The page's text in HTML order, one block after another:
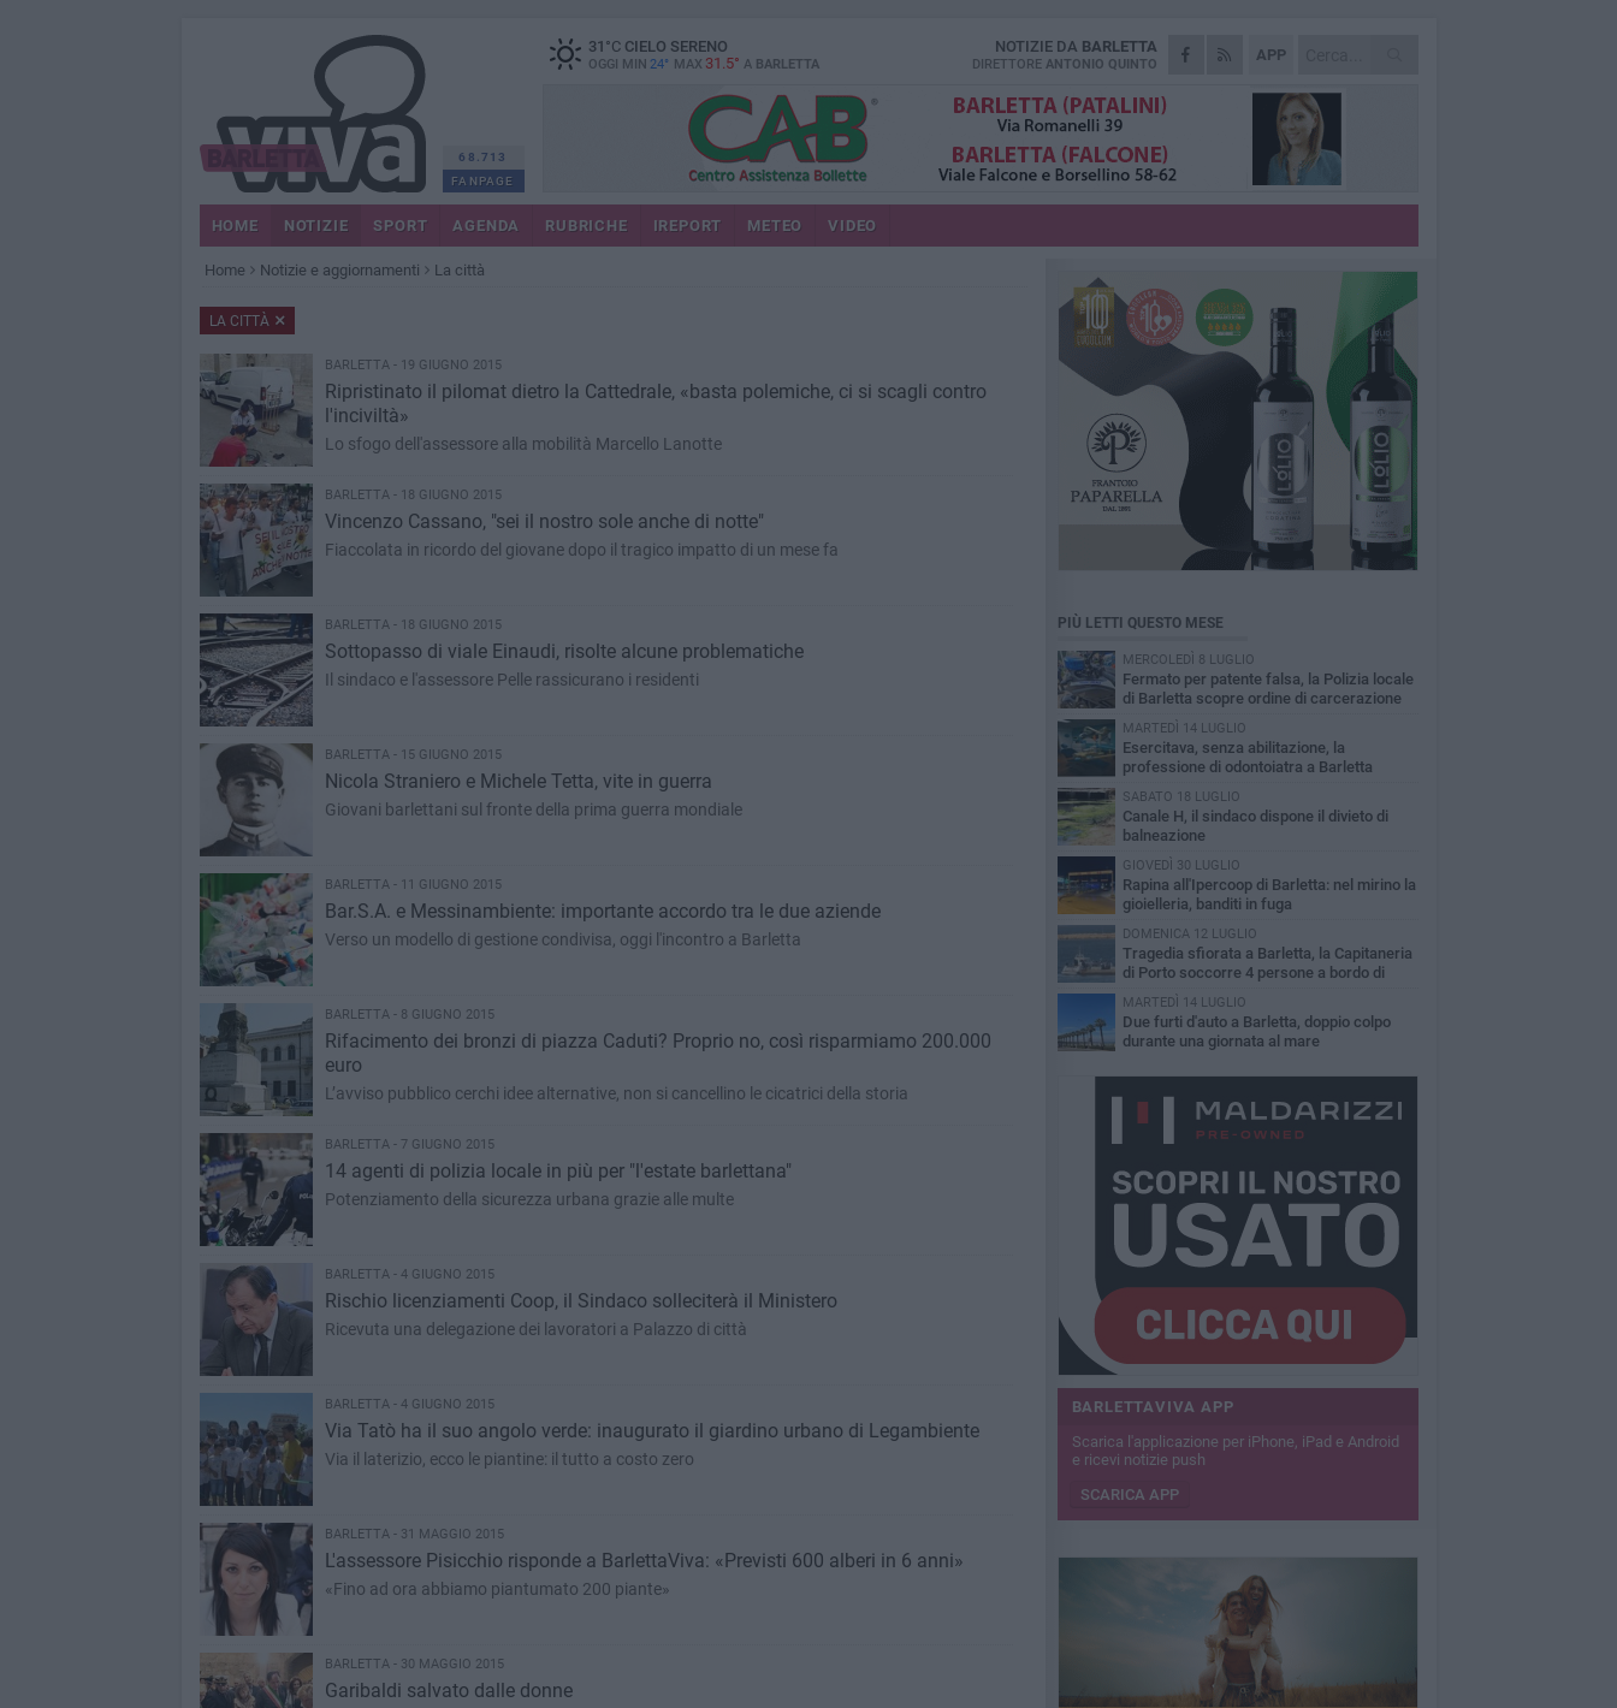
68.713
FANPAGE
31 °CCIELO SERENO
OGGI MIN 24° MAX 31.5° A BARLETTA
APP
NOTIZIE DA BARLETTA
DIRETTORE ANTONIO QUINTO
HOME NOTIZIE SPORT AGENDA RUBRICHE IREPORT METEO VIDEO
Home Notizie e aggiornamenti La città
LA CITTÀ
BARLETTA - 19 GIUGNO 2015
Ripristinato il pilomat dietro la Cattedrale, «basta polemiche, ci si scagli contro
l'inciviltà»
Lo sfogo dell'assessore alla mobilità Marcello Lanotte
BARLETTA - 18 GIUGNO 2015
Vincenzo Cassano, "sei il nostro sole anche di notte"
Fiaccolata in ricordo del giovane dopo il tragico impatto di un mese fa
BARLETTA - 18 GIUGNO 2015
Sottopasso di viale Einaudi, risolte alcune problematiche
Il sindaco e l'assessore Pelle rassicurano i residenti
BARLETTA - 15 GIUGNO 2015
Nicola Straniero e Michele Tetta, vite in guerra
Giovani barlettani sul fronte della prima guerra mondiale
BARLETTA - 11 GIUGNO 2015
Bar.S.A. e Messinambiente: importante accordo tra le due aziende
Verso un modello di gestione condivisa, oggi l'incontro a Barletta
BARLETTA - 8 GIUGNO 2015
Rifacimento dei bronzi di piazza Caduti? Proprio no, così risparmiamo 200.000
euro
L’avviso pubblico cerchi idee alternative, non si cancellino le cicatrici della storia
BARLETTA - 7 GIUGNO 2015
14 agenti di polizia locale in più per "l'estate barlettana"
Potenziamento della sicurezza urbana grazie alle multe
BARLETTA - 4 GIUGNO 2015
Rischio licenziamenti Coop, il Sindaco solleciterà il Ministero
Ricevuta una delegazione dei lavoratori a Palazzo di città
BARLETTA - 4 GIUGNO 2015
Via Tatò ha il suo angolo verde: inaugurato il giardino urbano di Legambiente
Via il laterizio, ecco le piantine: il tutto a costo zero
BARLETTA - 31 MAGGIO 2015
L'assessore Pisicchio risponde a BarlettaViva: «Previsti 600 alberi in 6 anni»
«Fino ad ora abbiamo piantumato 200 piante»
BARLETTA - 30 MAGGIO 2015
Garibaldi salvato dalle donne
PIÙ LETTI QUESTO MESE
MERCOLEDÌ 8 LUGLIO
Fermato per patente falsa, la Polizia locale
di Barletta scopre ordine di carcerazione
MARTEDÌ 14 LUGLIO
Esercitava, senza abilitazione, la
professione di odontoiatra a Barletta
SABATO 18 LUGLIO
Canale H, il sindaco dispone il divieto di
balneazione
GIOVEDÌ 30 LUGLIO
Rapina all'Ipercoop di Barletta: nel mirino la
gioielleria, banditi in fuga
DOMENICA 12 LUGLIO
Tragedia sfiorata a Barletta, la Capitaneria
di Porto soccorre 4 persone a bordo di
tavole Sup
MARTEDÌ 14 LUGLIO
Due furti d'auto a Barletta, doppio colpo
durante una giornata al mare
BARLETTAVIVA APP
Scarica l'applicazione per iPhone, iPad e Android
e ricevi notizie push
SCARICA APP